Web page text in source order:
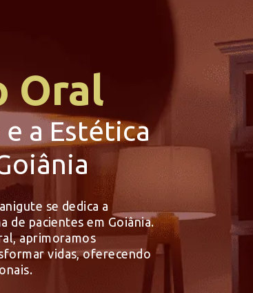
Oral
e a Estética
se dedica a
de pacientes em Goiânia.
aprimoramos
vidas, oferecendo